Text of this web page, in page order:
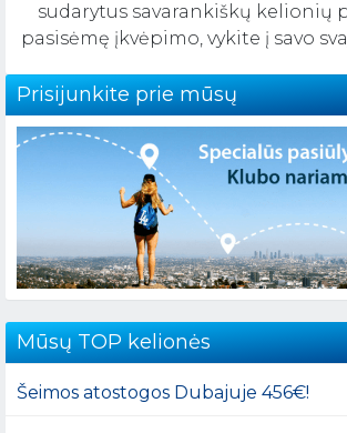
sudarytus savarankiškų kelionių
pasisėmę įkvėpimo, vykite į savo
Prisijunkite prie mūsų
Mūsų TOP kelionės
Šeimos atostogos Dubajuje 456€!